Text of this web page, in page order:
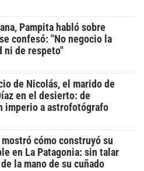
Pampita habló sobre
confesó: "No negocio la
ni de respeto"
de Nicolás, el marido de
en el desierto: de
imperio a astrofotógrafo
cómo construyó su
en La Patagonia: sin talar
la mano de su cuñado